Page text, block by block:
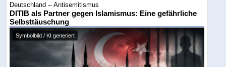
Deutschland -- Antisemitismus
DITIB als Partner gegen Islamismus: Eine gefährliche
Selbsttäuschung
Symbolbild / KI generiert